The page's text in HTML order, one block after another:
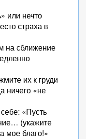
или нечто
страха в
на сближение
их к груди
ничего «не
«Пусть
(укажите
мое благо!»